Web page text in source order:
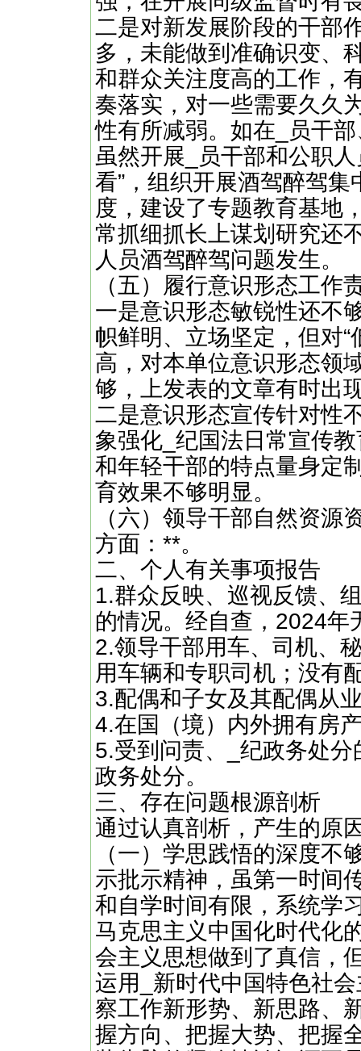
二是对新发展阶段的干部
多，未能做到准确识变、
和群众关注度高的工作，
奏落实，对一些需要久久
性有所减弱。如在_员干
虽然开展_员干部和公职
看”，组织开展酒驾醉驾
度，建设了专题教育基地
常抓细抓长上谋划研究还
人员酒驾醉驾问题发生。
（五）履行意识形态工作
一是意识形态敏锐性还不
帜鲜明、立场坚定，但对“
高，对本单位意识形态领
够，上发表的文章有时出
二是意识形态宣传针对性
象强化_纪国法日常宣传
和年轻干部的特点量身定
育效果不够明显。
（六）领导干部自然资源
方面：**。
二、个人有关事项报告
1.群众反映、巡视反馈、
的情况。经自查，2024年
2.领导干部用车、司机、
用车辆和专职司机；没有
3.配偶和子女及其配偶从
4.在国（境）内外拥有房
5.受到问责、_纪政务处
政务处分。
三、存在问题根源剖析
通过认真剖析，产生的原
（一）学思践悟的深度
示批示精神，虽第一时间
和自学时间有限，系统学
马克思主义中国化时代化
会主义思想做到了真信，
运用_新时代中国特色社
察工作新形势、新思路、
握方向、把握大势、把握